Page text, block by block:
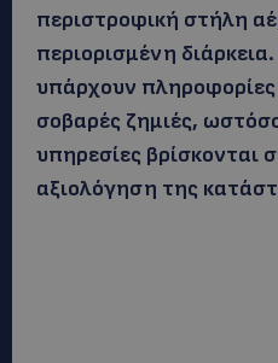
περιστροφική στήλη
περιορισμένη
υπάρχουν
σοβαρές ζημιές,
υπηρεσίες βρίσκονται
αξιολόγηση της